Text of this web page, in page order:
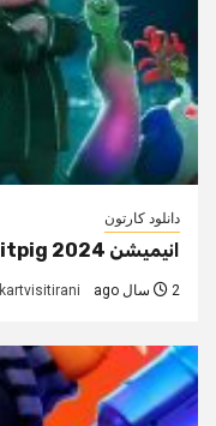
دانلود کارتون
انیمیشن Hitpig 2024 هیتپیگ
2 سال ago kartvisitirani